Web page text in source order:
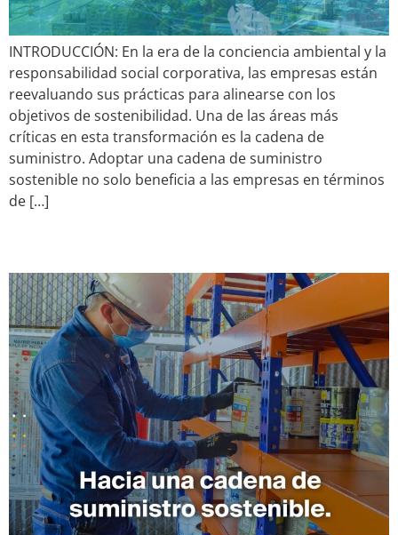
INTRODUCCIÓN: En la era de la conciencia ambiental y la
responsabilidad social corporativa, las empresas están
reevaluando sus prácticas para alinearse con los
objetivos de sostenibilidad. Una de las áreas más
críticas en esta transformación es la cadena de
suministro. Adoptar una cadena de suministro
sostenible no solo beneficia a las empresas en términos
de […]